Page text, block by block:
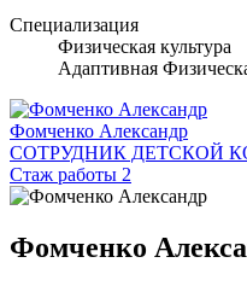
Специализация
Физическая культура
Адаптивная
Фомченко Александр
СОТРУДНИК ДЕТСКОЙ
Стаж работы 2
Фомченко